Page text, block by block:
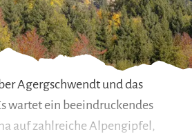
Agergschwendt und das
wartet ein beeindruckendes
auf zahlreiche Alpengipfel,